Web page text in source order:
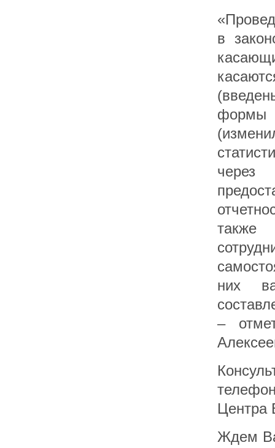
в
формы
них
–
Центра
Ждем